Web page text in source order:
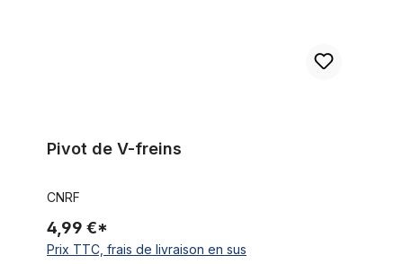
Pivot de V-freins
CNRF
4,99 €*
Prix TTC, frais de livraison en sus